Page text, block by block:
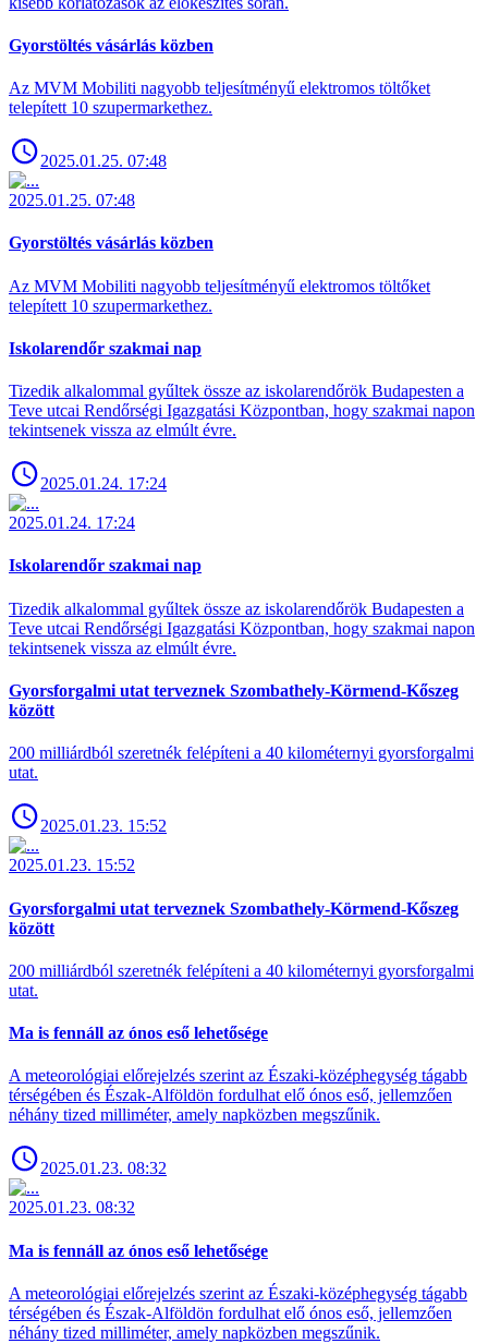
Gyorstöltés vásárlás közben
Az MVM Mobiliti nagyobb teljesítményű elektromos töltőket
telepített 10 szupermarkethez.
2025.01.25. 07:48
2025.01.25. 07:48
Gyorstöltés vásárlás közben
Az MVM Mobiliti nagyobb teljesítményű elektromos töltőket
telepített 10 szupermarkethez.
Iskolarendőr szakmai nap
Tizedik alkalommal gyűltek össze az iskolarendőrök Budapesten a
Teve utcai Rendőrségi Igazgatási Központban, hogy szakmai napon
tekintsenek vissza az elmúlt évre.
2025.01.24. 17:24
2025.01.24. 17:24
Iskolarendőr szakmai nap
Tizedik alkalommal gyűltek össze az iskolarendőrök Budapesten a
Teve utcai Rendőrségi Igazgatási Központban, hogy szakmai napon
tekintsenek vissza az elmúlt évre.
Gyorsforgalmi utat terveznek Szombathely-Körmend-Kőszeg
között
200 milliárdból szeretnék felépíteni a 40 kilométernyi gyorsforgalmi
utat.
2025.01.23. 15:52
2025.01.23. 15:52
Gyorsforgalmi utat terveznek Szombathely-Körmend-Kőszeg
között
200 milliárdból szeretnék felépíteni a 40 kilométernyi gyorsforgalmi
utat.
Ma is fennáll az ónos eső lehetősége
A meteorológiai előrejelzés szerint az Északi-középhegység tágabb
térségében és Észak-Alföldön fordulhat elő ónos eső, jellemzően
néhány tized milliméter, amely napközben megszűnik.
2025.01.23. 08:32
2025.01.23. 08:32
Ma is fennáll az ónos eső lehetősége
A meteorológiai előrejelzés szerint az Északi-középhegység tágabb
térségében és Észak-Alföldön fordulhat elő ónos eső, jellemzően
néhány tized milliméter, amely napközben megszűnik.